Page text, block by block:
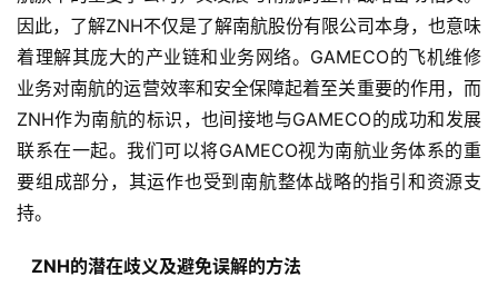
因此，了解ZNH不仅是了解南航股份有限公司本身，也意味
着理解其庞大的产业链和业务网络。GAMECO的飞机维修
业务对南航的运营效率和安全保障起着至关重要的作用，而
ZNH作为南航的标识，也间接地与GAMECO的成功和发展
联系在一起。我们可以将GAMECO视为南航业务体系的重
要组成部分，其运作也受到南航整体战略的指引和资源支
持。
  ZNH的潜在歧义及避免误解的方法